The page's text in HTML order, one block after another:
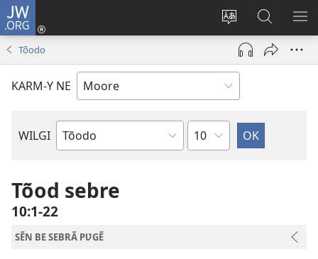
JW.ORG
Toeem-
buud-
gomdã
Pak-
(ouvre
une
Bao-
y
bũmb
Y
Tõodo
KARM-Y NE
WILGI
Livre
la
Bible
Sak
Tõod sebre
10:1-22
SẼN BE SEBRÃ PƲGẼ